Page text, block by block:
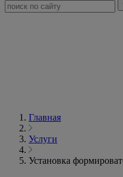
Главная
Услуги
Установка